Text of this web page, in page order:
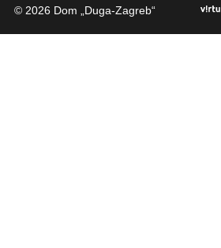
© 2026 Dom „Duga-Zagreb“